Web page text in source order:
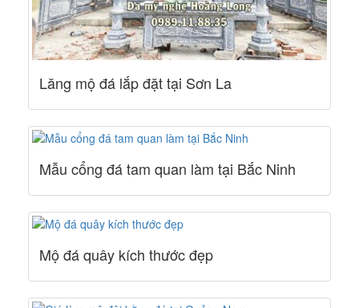
Lăng mộ đá lắp đặt tại Sơn La
Mẫu cổng đá tam quan làm tại Bắc Ninh
Mộ đá quây kích thước đẹp